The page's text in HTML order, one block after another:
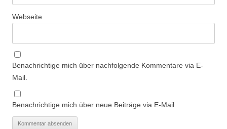
Webseite
Benachrichtige mich über nachfolgende Kommentare via E-
Mail.
Benachrichtige mich über neue Beiträge via E-Mail.